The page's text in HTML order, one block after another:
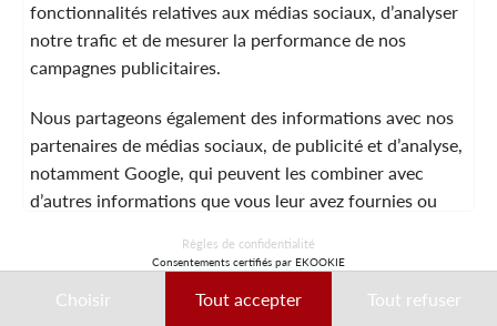
SERVICE CLIENT
© 2026 Laura Vita
DESIGNED BY LOBSTTER
MENTIONS LÉGALESCGVCONTACT
fonctionnalités relatives aux médias sociaux, d’analyser
notre trafic et de mesurer la performance de nos
campagnes publicitaires.
Nous partageons également des informations avec nos
partenaires de médias sociaux, de publicité et d’analyse,
notamment Google, qui peuvent les combiner avec
d’autres informations que vous leur avez fournies ou
Ces données peuvent notamment être utilisées à des
Règles de confidentialité
Consentements certifiés par EKOOKIE
Choisir Tout accepter Tout refuser